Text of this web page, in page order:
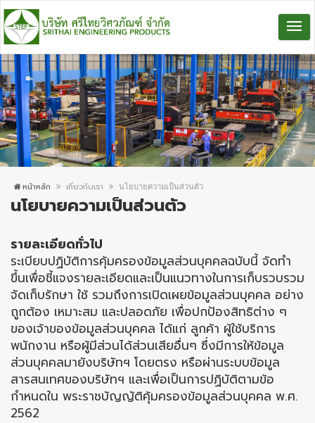
หน้าหลัก เกี่ยวกับเรา นโยบายความเป็นส่วนตัว
นโยบายความเป็นส่วนตัว
รายละเอียดทั่วไป
ระเบียบปฏิบัติการคุ้มครองข้อมูลส่วนบุคคลฉบับนี้ จัดทำ
ขึ้นเพื่อชี้แจงรายละเอียดและเป็นแนวทางในการเก็บรวบรวม
จัดเก็บรักษา ใช้ รวมถึงการเปิดเผยข้อมูลส่วนบุคคล อย่าง
ถูกต้อง เหมาะสม และปลอดภัย เพื่อปกป้องสิทธิต่าง ๆ
ของเจ้าของข้อมูลส่วนบุคคล ได้แก่ ลูกค้า ผู้ใช้บริการ
พนักงาน หรือผู้มีส่วนได้ส่วนเสียอื่นๆ ซึ่งมีการให้ข้อมูล
ส่วนบุคคลมายังบริษัทฯ โดยตรง หรือผ่านระบบข้อมูล
สารสนเทศของบริษัทฯ และเพื่อเป็นการปฏิบัติตามข้อ
กำหนดใน พระราชบัญญัติคุ้มครองข้อมูลส่วนบุคคล พ.ศ.
2562